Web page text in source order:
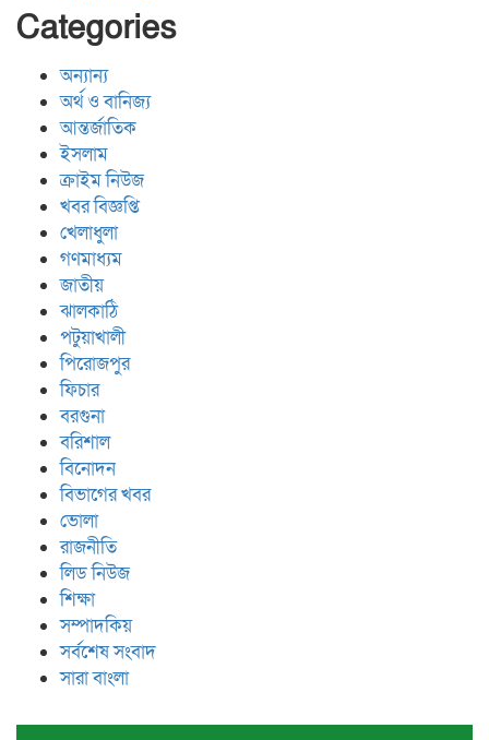
Categories
অন্যান্য
অর্থ ও বানিজ্য
আন্তর্জাতিক
ইসলাম
ক্রাইম নিউজ
খবর বিজ্ঞপ্তি
খেলাধুলা
গণমাধ্যম
জাতীয়
ঝালকাঠি
পটুয়াখালী
পিরোজপুর
ফিচার
বরগুনা
বরিশাল
বিনোদন
বিভাগের খবর
ভোলা
রাজনীতি
লিড নিউজ
শিক্ষা
সম্পাদকিয়
সর্বশেষ সংবাদ
সারা বাংলা